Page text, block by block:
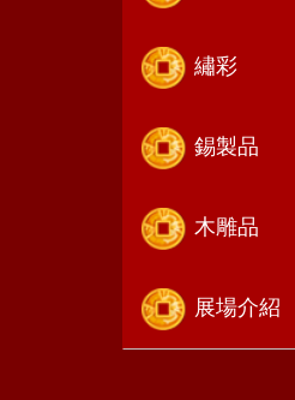
繡彩
錫製品
木雕品
展場介紹